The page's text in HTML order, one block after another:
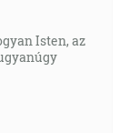
Isten, az